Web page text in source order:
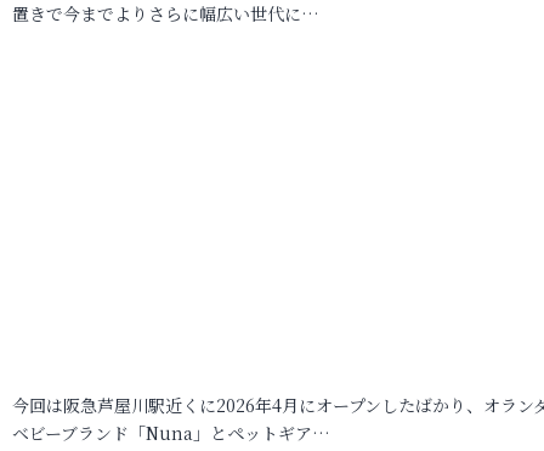
置きで今までよりさらに幅広い世代に…
今回は阪急芦屋川駅近くに2026年4月にオープンしたばかり、オラン
ベビーブランド「Nuna」とペットギア…